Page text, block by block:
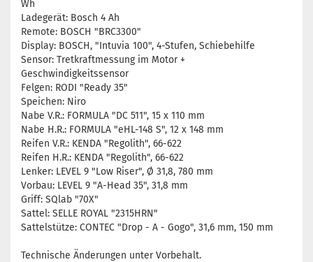
Wh
Ladegerät: Bosch 4 Ah
Remote: BOSCH "BRC3300"
Display: BOSCH, "Intuvia 100", 4-Stufen, Schiebehilfe
Sensor: Tretkraftmessung im Motor +
Geschwindigkeitssensor
Felgen: RODI "Ready 35"
Speichen: Niro
Nabe V.R.: FORMULA "DC 511", 15 x 110 mm
Nabe H.R.: FORMULA "eHL-148 S", 12 x 148 mm
Reifen V.R.: KENDA "Regolith", 66-622
Reifen H.R.: KENDA "Regolith", 66-622
Lenker: LEVEL 9 "Low Riser", Ø 31,8, 780 mm
Vorbau: LEVEL 9 "A-Head 35", 31,8 mm
Griff: SQlab "70X"
Sattel: SELLE ROYAL "2315HRN"
Sattelstütze: CONTEC "Drop - A - Gogo", 31,6 mm, 150 mm
Technische Änderungen unter Vorbehalt.